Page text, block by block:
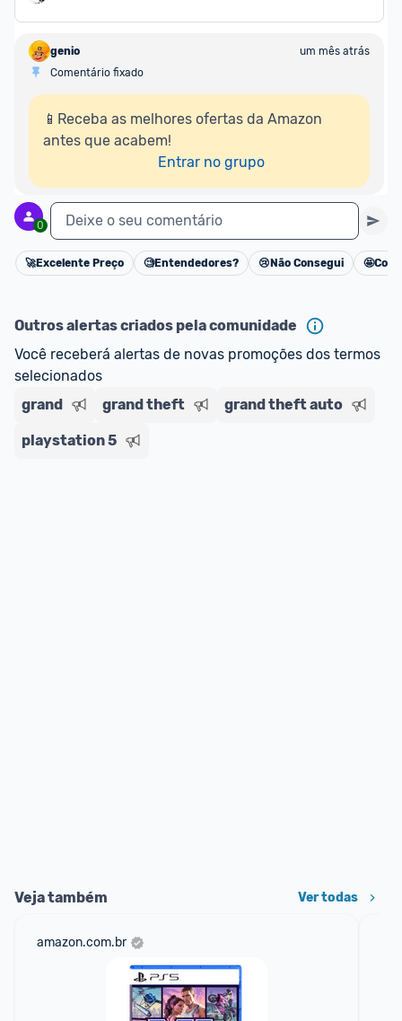
genio
um mês atrás
Comentário fixado
📱Receba as melhores ofertas da Amazon
antes que acabem!
Entrar no grupo
0 Deixe o seu comentário
Cancelar
🚀Excelente Preço 🧐Entendedores? 😢 Não Consegui 🤩
Outros alertas criados pela comunidade
Você receberá alertas de novas promoções dos termos
selecionados
grand
grand theft grand theft auto
playstation 5
Veja também Ver todas
amazon.com.br